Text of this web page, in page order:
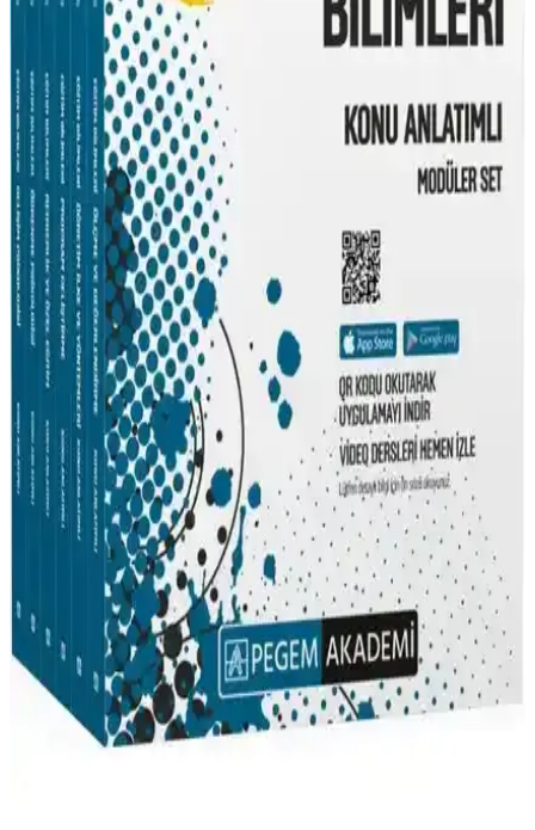
Pegem Akademi 2022 KPSS Eğitim Bilimleri
Tamamı Çözümlü 7 Deneme Sınava Hazırlık Kitabı
Pegem Akademi'nin hazırladığı 2022 KPSS Eğitim Bilimleri
Tamamı Çözümlü 7 Deneme kitabı, güncel içerik ve detaylı
çözümlerle sınava hazırlıkta etkili bir araç sunar.
Mehmet Eğit’in KPSS Coğrafya Soru Bankası
Güncel ve Pratik Çalışma Kaynağı
Mehmet Eğit’in KPSS coğrafya soru bankası, güncel bilgiler ve
pratik sorularla sınava hazırlıkta etkili ve güvenilir bir kaynaktır.
Yargı Yayınevi 2020 KPSS Coğrafya Tamamı
Çözümlü Soru Kitabı Değerlendirmesi
Yargı Yayınevi'nin 2020 KPSS coğrafya kitabı, tamamı çözümlü
sorular ve kapsamlı konu anlatımıyla sınava hazırlıkta güvenilir bir
kaynaktır. Taşınabilir boyutu ve güncel içerik avantaj sağlar.
Pegem Akademi 2024 KPSS Eğitim Bilimleri Soru
Bankası Güncel İçerik ve Özellikler
Pegem Akademi'nin 2024 KPSS Eğitim Bilimleri Soru Bankası,
güncel içerik, video çözümler ve yapay zeka destekli özellikleriyle
sınava hazırlıkta öne çıkıyor. Kapsamlı ve pratik kaynak, başarıyı
artırmayı hedefliyor.
Pegem Akademi 2022 KPSS Eğitim Bilimleri Konu
Anlatımlı Modüler Set Detaylı İnceleme
Pegem Akademi’nin 2022 KPSS Eğitim Bilimleri seti, detaylı konu
anlatımları ve güncel içerikleriyle sınava etkili hazırlık sağlar, dijital